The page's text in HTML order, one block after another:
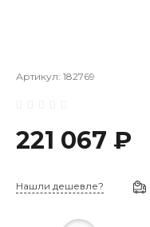
Артикул: 182769
221 067 ₽
Нашли дешевле?